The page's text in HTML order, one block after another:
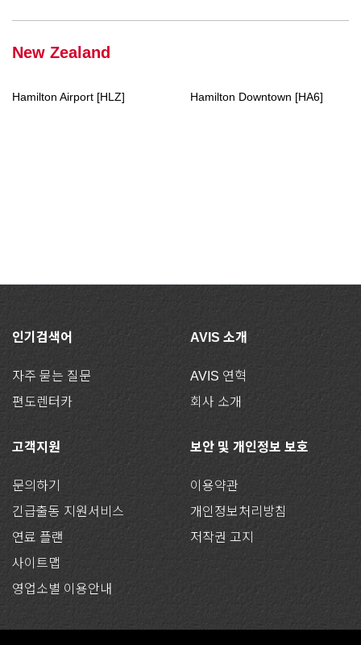
New Zealand
Hamilton Airport [HLZ] Hamilton Downtown [HA6]
인기검색어
자주 묻는 질문
편도렌터카
AVIS 소개
AVIS 연혁
회사 소개
고객지원
문의하기
긴급출동 지원서비스
연료 플랜
사이트맵
영업소별 이용안내
보안 및 개인정보 보호
이용약관
개인정보처리방침
저작권 고지